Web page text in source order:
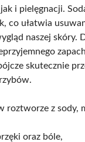
i pielęgnacji.
co ułatwia
naszej skóry.
skutecznie
roztworze z sody,
oraz bóle,